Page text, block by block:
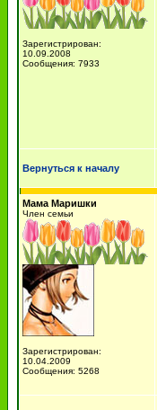
Зарегистрирован:
10.09.2008
Сообщения: 7933
Вернуться к началу
Мама Маришки
Член семьи
Зарегистрирован:
10.04.2009
Сообщения: 5268